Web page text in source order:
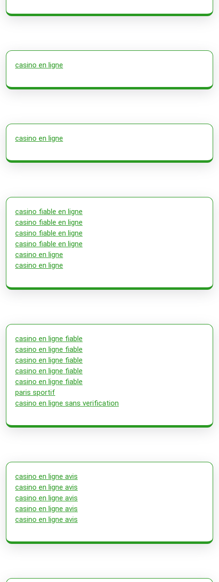
casino en ligne
casino en ligne
casino fiable en ligne
casino fiable en ligne
casino fiable en ligne
casino fiable en ligne
casino en ligne
casino en ligne
casino en ligne fiable
casino en ligne fiable
casino en ligne fiable
casino en ligne fiable
casino en ligne fiable
paris sportif
casino en ligne sans verification
casino en ligne avis
casino en ligne avis
casino en ligne avis
casino en ligne avis
casino en ligne avis